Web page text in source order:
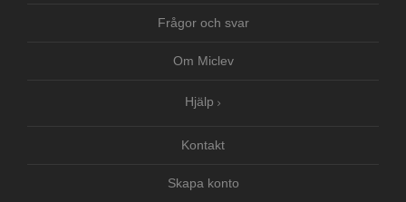
Frågor och svar
Om Miclev
Hjälp
Kontakt
Skapa konto